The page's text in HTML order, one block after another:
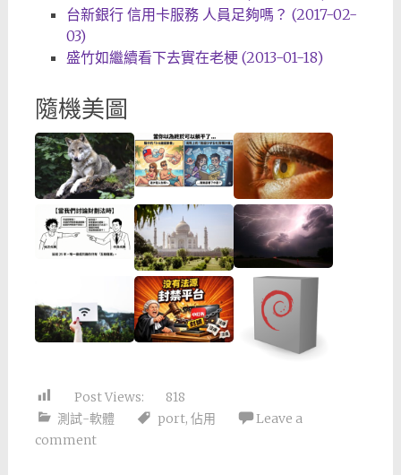
台新銀行 信用卡服務 人員足夠嗎？ (2017-02-
03)
盛竹如繼續看下去實在老梗 (2013-01-18)
隨機美圖
Post Views:
818
測試-軟體
port, 佔用
Leave a
comment